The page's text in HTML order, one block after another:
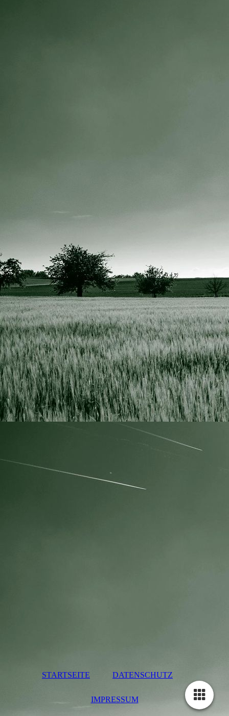
Hegeringsversammlung 2020 e
STARTSEITE DATENSCHUTZ
IMPRESSUM